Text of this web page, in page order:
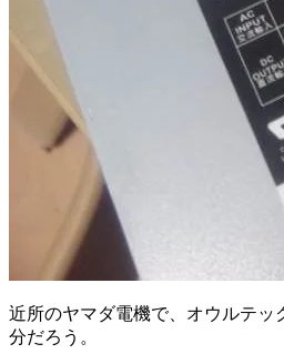
近所のヤマダ電機で、オウルテッ
分だろう。